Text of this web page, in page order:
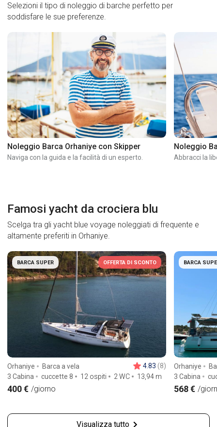
Selezioni il tipo di noleggio di barche perfetto per
soddisfare le sue preferenze.
Noleggio Barca Orhaniye con Skipper
Naviga con la guida e la facilità di un esperto.
Noleggio
Abbracci la
Famosi yacht da crociera blu
Scelga tra gli yacht blue voyage noleggiati di frequente e
altamente preferiti in Orhaniye.
BARCA SUPER OFFERTA DI SCONTO
Orhaniye
Barca a vela
3 Cabina
cuccette 8 12 ospiti 2 WC 13,94 m
400 € /giorno
4.83 (8)
BARCA
Orhaniye
3 Cabina
568 € /
Visualizza tutto